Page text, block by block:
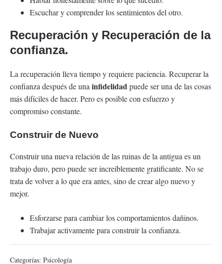
Escuchar y comprender los sentimientos del otro.
Recuperación y Recuperación de la
confianza.
La recuperación lleva tiempo y requiere paciencia. Recuperar la
confianza después de unainfidelidadpuede ser una de las cosas
más difíciles de hacer. Pero es posible con esfuerzo y
compromiso constante.
Construir de Nuevo
Construir una nueva relación de las ruinas de la antigua es un
trabajo duro, pero puede ser increíblemente gratificante. No se
trata de volver a lo que era antes, sino de crear algo nuevo y
mejor.
Esforzarse para cambiar los comportamientos dañinos.
Trabajar activamente para construir la confianza.
Categorías: Psicología